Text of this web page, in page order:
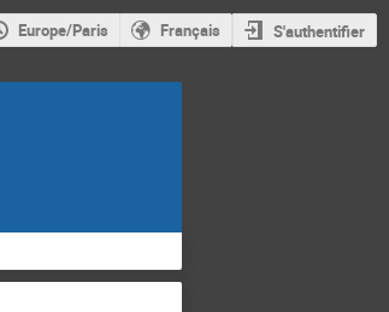
Europe/Paris Français S'authentifier